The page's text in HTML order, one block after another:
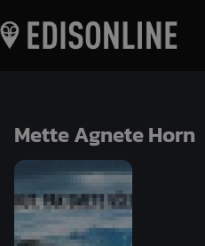
Mette Agnete Horn